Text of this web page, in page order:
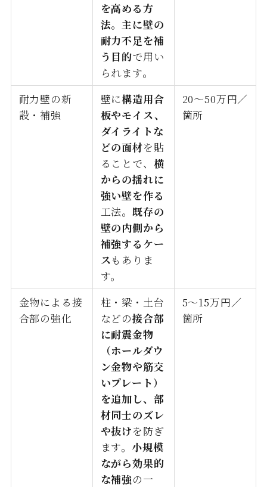
を高める方
法。主に壁の
耐力不足を補
う目的で用い
られます。
耐力壁の新
設・補強
壁に構造用合
板やモイス、
ダイライトな
どの面材を貼
ることで、 横
からの揺れに
強い壁を作る
工法。既存の
壁の内側から
補強するケー
スもありま
す。
20〜50万円／
箇所
金物による接
合部の強化
柱・梁・土台
などの接合部
に耐震金物
（ホールダウ
ン金物や筋交
いプレート）
を追加し、部
材同士のズレ
や抜けを防ぎ
ます。 小規模
ながら効果的
な補強の一
5〜15万円／
箇所